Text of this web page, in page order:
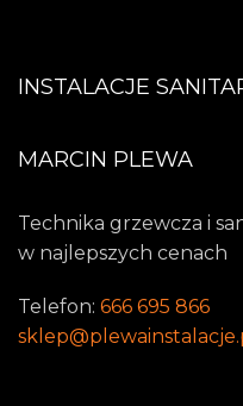
INSTALACJE
MARCIN PLEWA
Technika grzewcza i
w najlepszych cenach
Telefon: 666 695 866